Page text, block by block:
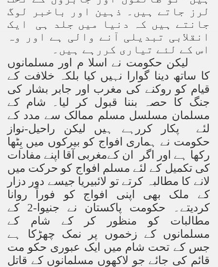
لرز جاتے ہیں۔ ذہین اور باخبر لوگ
جانتے ہیں کہ دنیا میں جلد ہی ایک
انقلابی تبدیلی آنے والی ہے اور وہ
اس کے لئے تیاری کررہے ہیں۔
لیکن حکومت نے اسلا م اور مسلمانوں
کا ساتھ دینا گوارا نہیں کیا بلکہ خلافت کے
قیام کو روکنے کی مغرب اور جابر بشار کی
جنگ کا حصہ بننا قبول کر لیا۔ شام کے
مسلمان مسلسل مسلم ممالک سے مدد کے
لئے پکار کررہے ہیں لیکن راحیل-نواز
حکومت نے ہماری افواج کو بیرکوں میں بِٹھا
رکھا ہے اور اگر ان کےمغربی آقا اپنے مفادات
کی تکمیل کے لئے مسلم افواج کو حرکت میں
لانے کا مطالبہ کرتے تو لائبیریا جیسے دور دزار
کے ملک بھی اپنی افواج کو فوراً روانا
کردیتے۔ حکومت پاکستان نے جنیوا-2 کے
مطالبات کو منظور کر کے شام کے
مسلمانوں کے زخموں پر نمک چھڑکا ہے
جس کے تحت شام میں ایک عبوری حکو مت
قائم کی جائے جو لاکھوں مسلمانوں کے قاتل